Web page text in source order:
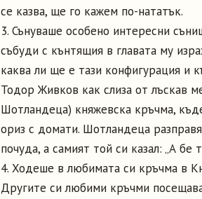
се казва, ще го кажем по-нататък.
3. Сънуваше особено интересни
събуди с кънтящия в главата му
каква ли ще е тази конфигурация и
Тодор Живков как слиза от лъскав
Шотландеца) княжевска кръчма,
ориз с домати. Шотландеца
почуда, а самият той си казал: „А
4. Ходеше в любимата си кръчма в
Другите си любими кръчми